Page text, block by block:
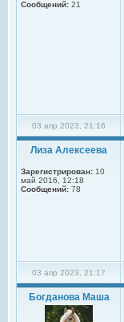
Сообщений: 21
03 апр 2023, 21:16
Лиза Алексеева
Зарегистрирован: 10
май 2016, 12:18
Сообщений: 78
03 апр 2023, 21:17
Богданова Маша